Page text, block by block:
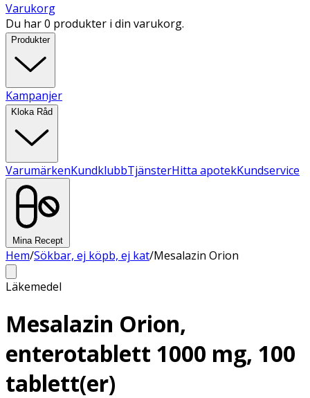
Varukorg
Du har 0 produkter i din varukorg.
Produkter
Kampanjer
Kloka Råd
VarumärkenKundklubbTjänsterHitta apotekKundservice
Mina Recept
Hem/Sökbar, ej köpb, ej kat/Mesalazin Orion
Läkemedel
Mesalazin Orion,
enterotablett 1000 mg, 100
tablett(er)